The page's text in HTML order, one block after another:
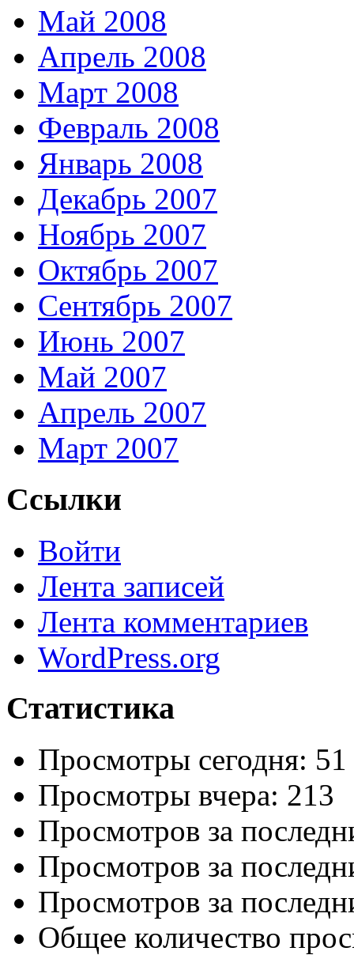
Май 2008
Апрель 2008
Март 2008
Февраль 2008
Январь 2008
Декабрь 2007
Ноябрь 2007
Октябрь 2007
Сентябрь 2007
Июнь 2007
Май 2007
Апрель 2007
Март 2007
Ссылки
Войти
Лента записей
Лента комментариев
WordPress.org
Статистика
Просмотры сегодня: 51
Просмотры вчера: 213
Просмотров за
Просмотров за
Просмотров за
Общее количество